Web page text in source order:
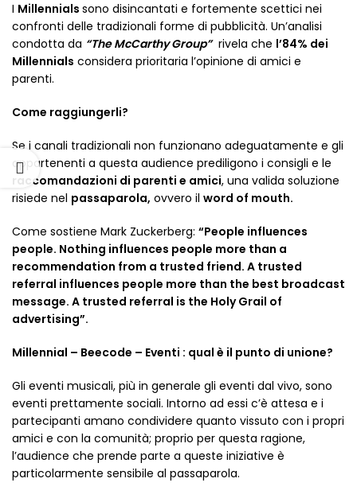
I Millennials sono disincantati e fortemente scettici nei
confronti delle tradizionali forme di pubblicità. Un’analisi
condotta da “The McCarthy Group”rivela che l’84% dei
Millennials considera prioritaria l’opinione di amici e
parenti.
Come raggiungerli?
Se i canali tradizionali non funzionano adeguatamente e gli
appartenenti a questa audience prediligono i consigli e le
raccomandazioni di parenti e amici, una valida soluzione
risiede nel passaparola, ovvero il word of mouth.
Come sostiene Mark Zuckerberg: “People influences
people. Nothing influences people more than a
recommendation from a trusted friend. A trusted
referral influences people more than the best broadcast
message. A trusted referral is the Holy Grail of
advertising”.
Millennial – Beecode – Eventi : qual è il punto di unione?
Gli eventi musicali, più in generale gli eventi dal vivo, sono
eventi prettamente sociali. Intorno ad essi c’è attesa e i
partecipanti amano condividere quanto vissuto con i propri
amici e con la comunità; proprio per questa ragione,
l’audience che prende parte a queste iniziative è
particolarmente sensibile al passaparola.